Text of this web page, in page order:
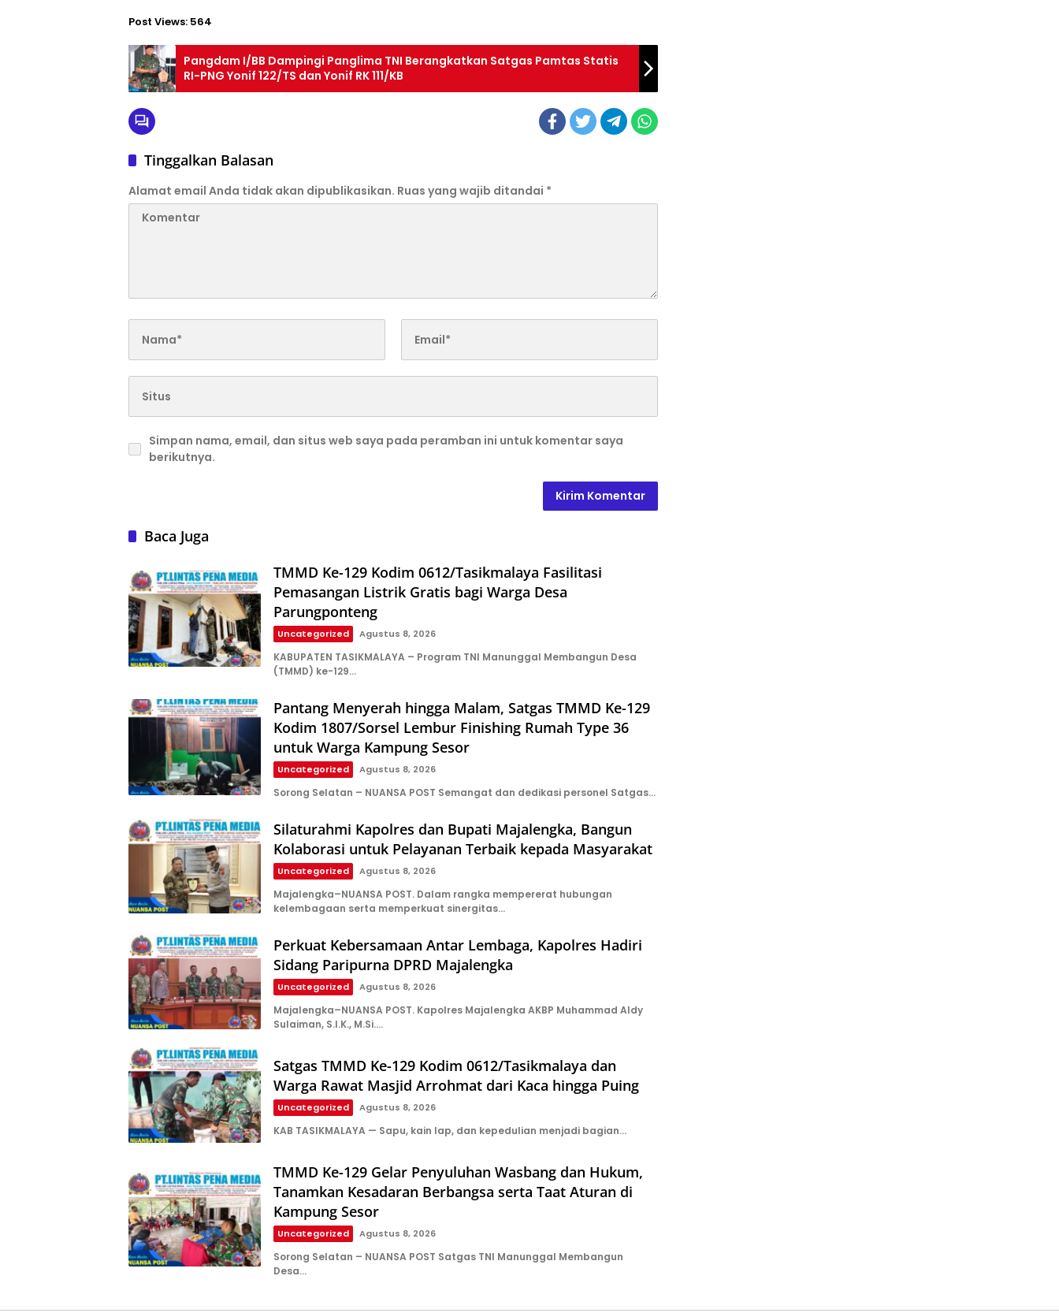
Post Views: 564
Pangdam I/BB Dampingi Panglima TNI Berangkatkan Satgas Pamtas Statis
RI-PNG Yonif 122/TS dan Yonif RK 111/KB
Tinggalkan Balasan
Alamat email Anda tidak akan dipublikasikan. Ruas yang wajib ditandai *
Simpan nama, email, dan situs web saya pada peramban ini untuk komentar saya
berikutnya.
Baca Juga
TMMD Ke-129 Kodim 0612/Tasikmalaya Fasilitasi
Pemasangan Listrik Gratis bagi Warga Desa
Parungponteng
Uncategorized Agustus 8, 2026
KABUPATEN TASIKMALAYA – Program TNI Manunggal Membangun Desa
(TMMD) ke-129…
Pantang Menyerah hingga Malam, Satgas TMMD Ke-129
Kodim 1807/Sorsel Lembur Finishing Rumah Type 36
untuk Warga Kampung Sesor
Uncategorized Agustus 8, 2026
Sorong Selatan – NUANSA POST Semangat dan dedikasi personel Satgas…
Silaturahmi Kapolres dan Bupati Majalengka, Bangun
Kolaborasi untuk Pelayanan Terbaik kepada Masyarakat
Uncategorized Agustus 8, 2026
Majalengka–NUANSA POST. Dalam rangka mempererat hubungan
kelembagaan serta memperkuat sinergitas…
Perkuat Kebersamaan Antar Lembaga, Kapolres Hadiri
Sidang Paripurna DPRD Majalengka
Uncategorized Agustus 8, 2026
Majalengka–NUANSA POST. Kapolres Majalengka AKBP Muhammad Aldy
Sulaiman, S.I.K., M.Si….
Satgas TMMD Ke-129 Kodim 0612/Tasikmalaya dan
Warga Rawat Masjid Arrohmat dari Kaca hingga Puing
Uncategorized Agustus 8, 2026
KAB TASIKMALAYA — Sapu, kain lap, dan kepedulian menjadi bagian…
TMMD Ke-129 Gelar Penyuluhan Wasbang dan Hukum,
Tanamkan Kesadaran Berbangsa serta Taat Aturan di
Kampung Sesor
Uncategorized Agustus 8, 2026
Sorong Selatan – NUANSA POST Satgas TNI Manunggal Membangun
Desa…